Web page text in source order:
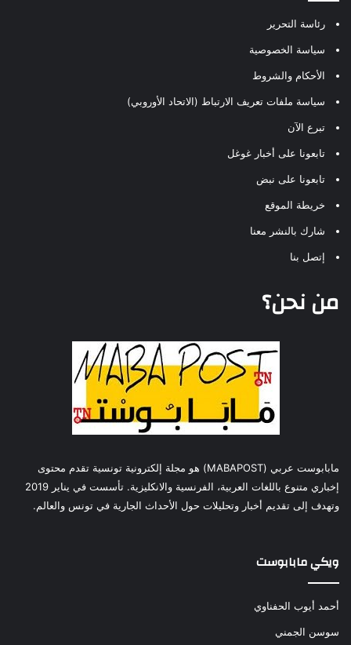
رئاسة التحرير
سياسة الخصوصية
الأحكام والشروط
سياسة ملفات تعريف الارتباط (الاتحاد الأوروبي)
تبرع الآن
تابعونا على أخبار غوغل
تابعونا على نبض
خريطة الموقع
شارك بالنشر معنا
إتصل بنا
من نحن؟
مابابوست عربي (MABAPOST) هو مجلة إلكترونية تونسية تقدم محتوى
إخباري متنوع باللغات العربية، الفرنسية والانكليزية. تأسست في يناير 2019
وتهدف إلى تقديم أخبار وتحليلات حول الأحداث الجارية في تونس والعالم.
ويكي مابابوست
أحمد أيوب الحفناوي
سوسن الجمني